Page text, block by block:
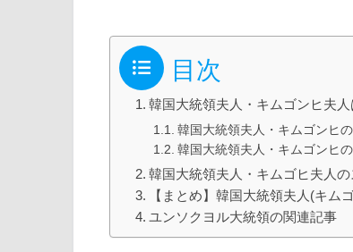
目次
韓国大統領夫人・キムゴンヒ夫
韓国大統領夫人・キムゴンヒ
韓国大統領夫人・キムゴンヒ
韓国大統領夫人・キムゴヒ夫人
【まとめ】韓国大統領夫人(キム
ユンソクヨル大統領の関連記事